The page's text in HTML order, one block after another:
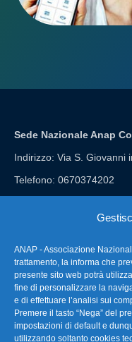
ANAP - Associazione
trattamento, la informa che
presente sito web potrà
fine di personalizzare la
e di effettuare l’analisi sui
Premere il tasto “Nega” del
impostazioni di default e
utilizzando soltanto cookies
Sede Nazionale Anap
Indirizzo: Via S. Giovanni
Telefono: 0670374202
FAQ –
La nostra
Link Utili